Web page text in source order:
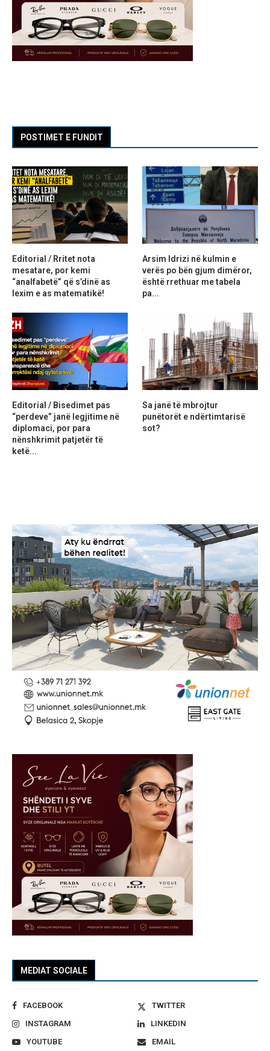
MEDIAT SOCIALE
FACEBOOK
TWITTER
INSTAGRAM
LINKEDIN
YOUTUBE
EMAIL
POSTIMET E FUNDIT
Editorial / Rritet nota
mesatare, por kemi
“analfabetë” që s’dinë as
lexim e as matematikë!
Arsim Idrizi në kulmin e
verës po bën gjum dimëror,
është rrethuar me tabela
pa...
Editorial / Bisedimet pas
“perdeve” janë legjitime në
diplomaci, por para
nënshkrimit patjetër të
ketë...
Sa janë të mbrojtur
punëtorët e ndërtimtarisë
sot?